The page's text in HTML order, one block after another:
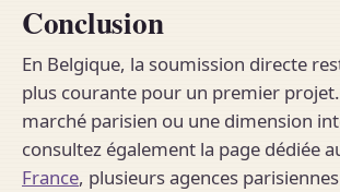
Conclusion
En Belgique, la soumission directe
plus courante pour un premier projet.
marché parisien ou une dimension
consultez également la page dédiée
France, plusieurs agences